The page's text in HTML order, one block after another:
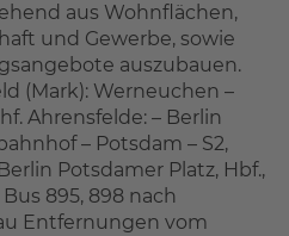
aus Wohnflächen,
und Gewerbe, sowie
auszubauen.
(Mark): Werneuchen –
Ahrensfelde: – Berlin
– Potsdam – S2,
Potsdamer Platz, Hbf.,
895, 898 nach
Entfernungen vom